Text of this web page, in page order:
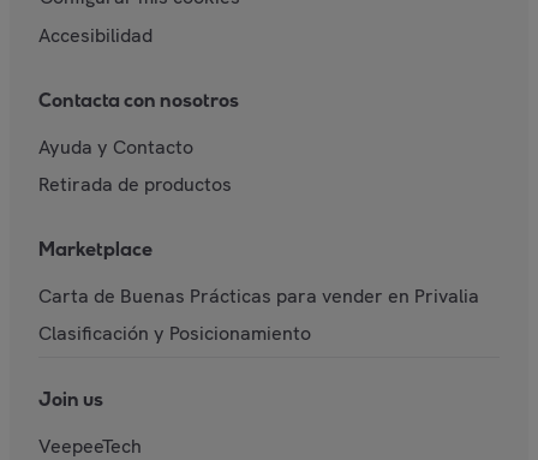
Accesibilidad
Contacta con nosotros
Ayuda y Contacto
Retirada de productos
Marketplace
Carta de Buenas Prácticas para vender en Privalia
Clasificación y Posicionamiento
Join us
VeepeeTech